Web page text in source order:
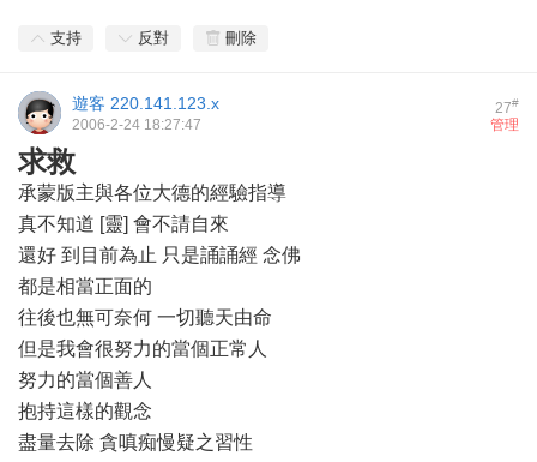
支持 反對 刪除
27#
遊客 220.141.123.x
管理
2006-2-24 18:27:47
求救
承蒙版主與各位大德的經驗指導
真不知道 [靈] 會不請自來
還好 到目前為止 只是誦誦經 念佛
都是相當正面的
往後也無可奈何 一切聽天由命
但是我會很努力的當個正常人
努力的當個善人
抱持這樣的觀念
盡量去除 貪嗔痴慢疑之習性